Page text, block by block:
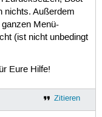
nichts. Außerdem
Menü-
(ist nicht unbedingt
Eure Hilfe!
Zitieren